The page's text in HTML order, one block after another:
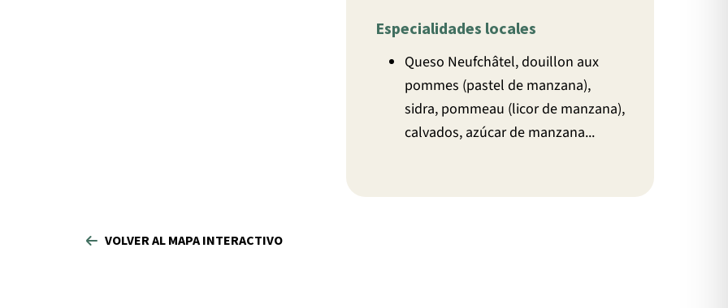
Especialidades locales
Queso Neufchâtel, douillon aux
pommes (pastel de manzana),
sidra, pommeau (licor de manzana),
calvados, azúcar de manzana...
VOLVER AL MAPA INTERACTIVO